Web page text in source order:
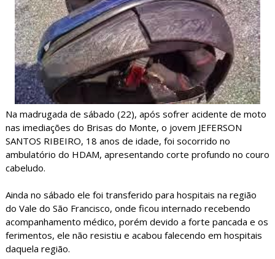
Na madrugada de sábado (22), após sofrer acidente de moto
nas imediações do Brisas do Monte, o jovem JEFERSON
SANTOS RIBEIRO, 18 anos de idade, foi socorrido no
ambulatório do HDAM, apresentando corte profundo no couro
cabeludo.
Ainda no sábado ele foi transferido para hospitais na região
do Vale do São Francisco, onde ficou internado recebendo
acompanhamento médico, porém devido a forte pancada e os
ferimentos, ele não resistiu e acabou falecendo em hospitais
daquela região.